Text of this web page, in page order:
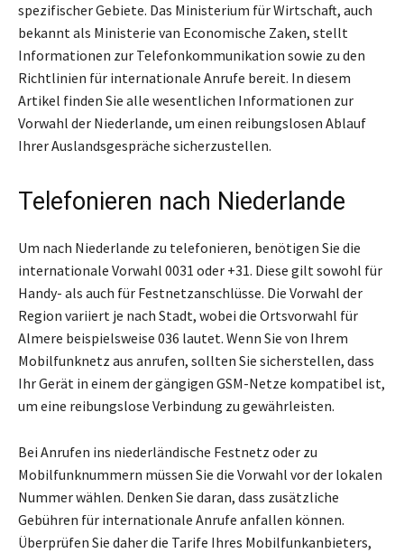
spezifischer Gebiete. Das Ministerium für Wirtschaft, auch
bekannt als Ministerie van Economische Zaken, stellt
Informationen zur Telefonkommunikation sowie zu den
Richtlinien für internationale Anrufe bereit. In diesem
Artikel finden Sie alle wesentlichen Informationen zur
Vorwahl der Niederlande, um einen reibungslosen Ablauf
Ihrer Auslandsgespräche sicherzustellen.
Telefonieren nach Niederlande
Um nach Niederlande zu telefonieren, benötigen Sie die
internationale Vorwahl 0031 oder +31. Diese gilt sowohl für
Handy- als auch für Festnetzanschlüsse. Die Vorwahl der
Region variiert je nach Stadt, wobei die Ortsvorwahl für
Almere beispielsweise 036 lautet. Wenn Sie von Ihrem
Mobilfunknetz aus anrufen, sollten Sie sicherstellen, dass
Ihr Gerät in einem der gängigen GSM-Netze kompatibel ist,
um eine reibungslose Verbindung zu gewährleisten.
Bei Anrufen ins niederländische Festnetz oder zu
Mobilfunknummern müssen Sie die Vorwahl vor der lokalen
Nummer wählen. Denken Sie daran, dass zusätzliche
Gebühren für internationale Anrufe anfallen können.
Überprüfen Sie daher die Tarife Ihres Mobilfunkanbieters,